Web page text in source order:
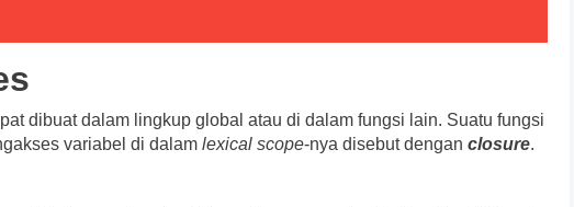
dibuat dalam lingkup global atau di dalam fungsi lain. Suatu fungsi
variabel di dalam lexical scope-nya disebut dengan closure.